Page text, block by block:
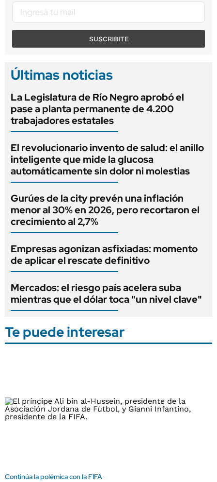
SUSCRIBITE
Últimas noticias
La Legislatura de Río Negro aprobó el
pase a planta permanente de 4.200
trabajadores estatales
El revolucionario invento de salud: el anillo
inteligente que mide la glucosa
automáticamente sin dolor ni molestias
Gurúes de la city prevén una inflación
menor al 30% en 2026, pero recortaron el
crecimiento al 2,7%
Empresas agonizan asfixiadas: momento
de aplicar el rescate definitivo
Mercados: el riesgo país acelera suba
mientras que el dólar toca "un nivel clave"
Te puede interesar
Continúa la polémica con la FIFA